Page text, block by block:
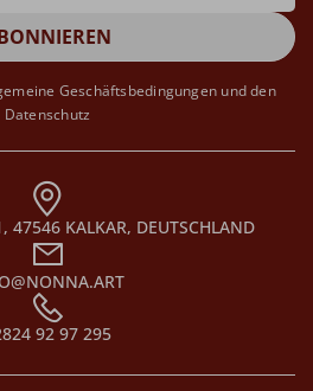
Geschäftsbedingungen und den
Datenschutz
47546 KALKAR, DEUTSCHLAND
92 97 295